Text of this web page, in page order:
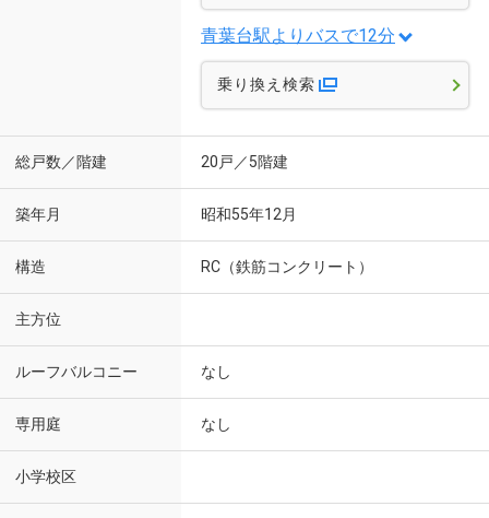
青葉台駅よりバスで12分
乗り換え検索
総戸数／階建 20戸／5階建
築年月 昭和55年12月
構造 RC（鉄筋コンクリート）
主方位
ルーフバルコニー なし
専用庭 なし
小学校区